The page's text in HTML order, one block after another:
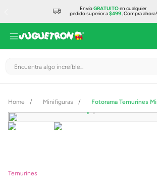
EnvíoGRATUITOen cualquier
pedido superior a$499¡Compra ahora!
Encuentra algo increíble...
Minifiguras
Ternurines